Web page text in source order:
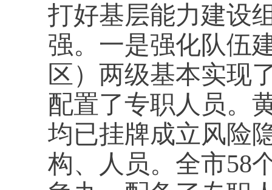
打好基层能力建设
强。一是强化队伍
区）两级基本实现
配置了专职人员。
均已挂牌成立风险
构、人员。全市58